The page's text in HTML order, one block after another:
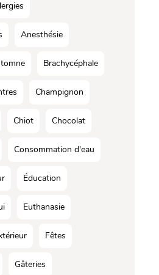
Anesthésie
Brachycéphale
Champignon
Chiot Chocolat
Consommation d'eau
Éducation
Euthanasie
Fêtes
Gâteries